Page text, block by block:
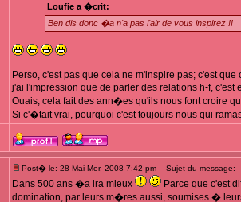
Loufie a �crit:
Ben dis donc �a n'a pas l'air de vous inspirez !!
Perso, c'est pas que cela ne m'inspire pas; c'est que
j'ai l'impression que de parler des relations h-f,
Ouais, cela fait des ann�es qu'ils nous font croire
Si c'�tait vrai, pourquoi c'est toujours nous qui
Post� le: 28 Mai Mer, 2008 7:42 pm Sujet du message:
Dans 500 ans �a ira mieux
Parce que c'est
domination, par leurs m�res aussi, soumises �